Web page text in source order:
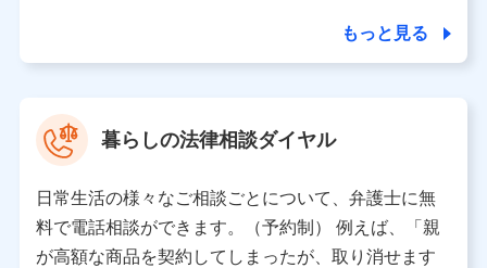
東京都中央区日本橋人形町2-14-10 アーバンネット日本橋
ビル 3F
※ 当社および株式会社NTTドコモは、お客さまの情報を利
データ憲章」に定める行動原則を順守します 。
※ パーソナルデータダッシュボードの「第三者提供の管
理」の設定状態にかかわらず、共同利用する場合がありま
もっと見る
暮らしの法律相談ダイヤル
日常生活の様々なご相談ごとについて、弁護士に無
料で電話相談ができます。（予約制） 例えば、「親
が高額な商品を契約してしまったが、取り消せます